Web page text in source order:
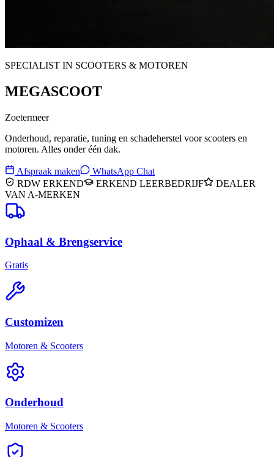
SPECIALIST IN SCOOTERS & MOTOREN
MEGASCOOT
Zoetermeer
Onderhoud, reparatie, tuning en schadeherstel voor scooters en
motoren. Alles onder één dak.
Afspraak maken
WhatsApp Chat
RDW ERKEND
ERKEND LEERBEDRIJF
DEALER
VAN A-MERKEN
Ophaal & Brengservice
Gratis
Customizen
Motoren & Scooters
Onderhoud
Motoren & Scooters